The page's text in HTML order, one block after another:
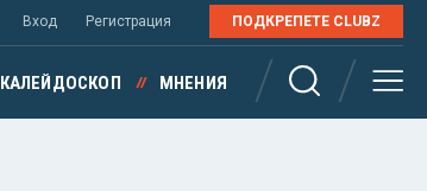
Вход Регистрация ПОДКРЕПЕТЕ CLUBZ
КАЛЕЙДОСКОП МНЕНИЯ